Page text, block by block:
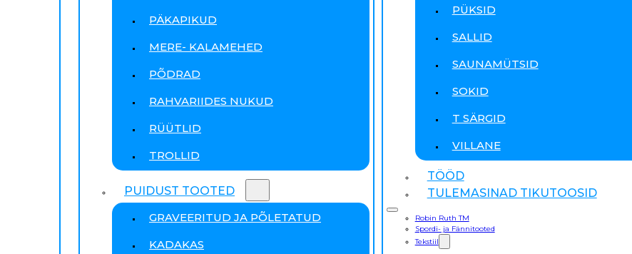
PÄKAPIKUD
MERE- KALAMEHED
PÕDRAD
RAHVARIIDES NUKUD
RÜÜTLID
TROLLID
PUIDUST TOOTED
GRAVEERITUD JA PÕLETATUD
KADAKAS
PÜKSID
SALLID
SAUNAMÜTSID
SOKID
T SÄRGID
VILLANE
TÖÖD
TULEMASINAD TIKUTOOSID
Robin Ruth TM
Spordi- ja Fännitooted
Tekstiil